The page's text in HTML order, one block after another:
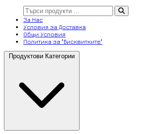
За Нас
Условия за Доставка
Общи Условия
Политика за "Бисквитките"
Продуктови Категории